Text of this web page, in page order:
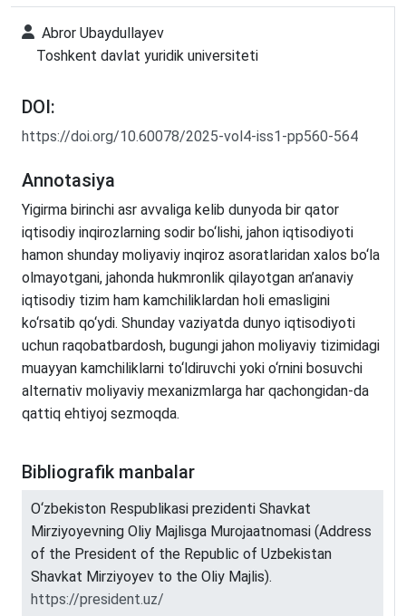
Abror Ubaydullayev
Toshkent davlat yuridik universiteti
DOI:
https://doi.org/10.60078/2025-vol4-iss1-pp560-564
Annotasiya
Yigirma birinchi asr avvaliga kelib dunyoda bir qator
iqtisodiy inqirozlarning sodir bo‘lishi, jahon iqtisodiyoti
hamon shunday moliyaviy inqiroz asoratlaridan xalos bo‘la
olmayotgani, jahonda hukmronlik qilayotgan an’anaviy
iqtisodiy tizim ham kamchiliklardan holi emasligini
ko‘rsatib qo‘ydi. Shunday vaziyatda dunyo iqtisodiyoti
uchun raqobatbardosh, bugungi jahon moliyaviy tizimidagi
muayyan kamchiliklarni to‘ldiruvchi yoki o‘rnini bosuvchi
alternativ moliyaviy mexanizmlarga har qachongidan-da
qattiq ehtiyoj sezmoqda.
Bibliografik manbalar
O‘zbekiston Respublikasi prezidenti Shavkat
Mirziyoyevning Oliy Majlisga Murojaatnomasi (Address
of the President of the Republic of Uzbekistan
Shavkat Mirziyoyev to the Oliy Majlis).
https://president.uz/